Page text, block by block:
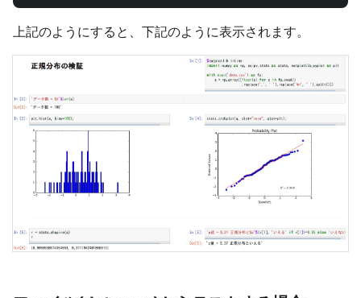
上記のようにすると、下記のように表示されます。